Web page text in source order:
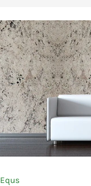
Equs